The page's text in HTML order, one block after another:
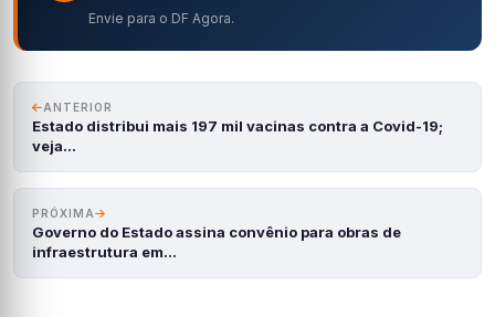
Envie para o DF Agora.
ANTERIOR
Estado distribui mais 197 mil vacinas contra a Covid-19;
veja…
PRÓXIMA
Governo do Estado assina convênio para obras de
infraestrutura em…